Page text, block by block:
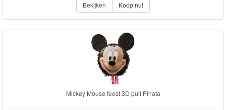
Bekijken
Koop nu!
Mickey Mouse feest 3D pull Pinata